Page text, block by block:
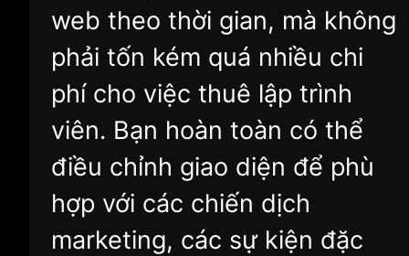
web theo thời gian, mà không
phải tốn kém quá nhiều chi
phí cho việc thuê lập trình
viên. Bạn hoàn toàn có thể
điều chỉnh giao diện để phù
hợp với các chiến dịch
marketing, các sự kiện đặc